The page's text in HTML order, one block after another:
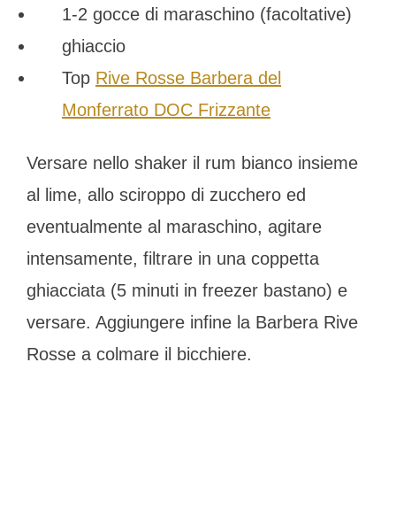
1-2 gocce di maraschino (facoltative)
ghiaccio
Top Rive Rosse Barbera del
Monferrato DOC Frizzante
Versare nello shaker il rum bianco insieme
al lime, allo sciroppo di zucchero ed
eventualmente al maraschino, agitare
intensamente, filtrare in una coppetta
ghiacciata (5 minuti in freezer bastano) e
versare. Aggiungere infine la Barbera Rive
Rosse a colmare il bicchiere.